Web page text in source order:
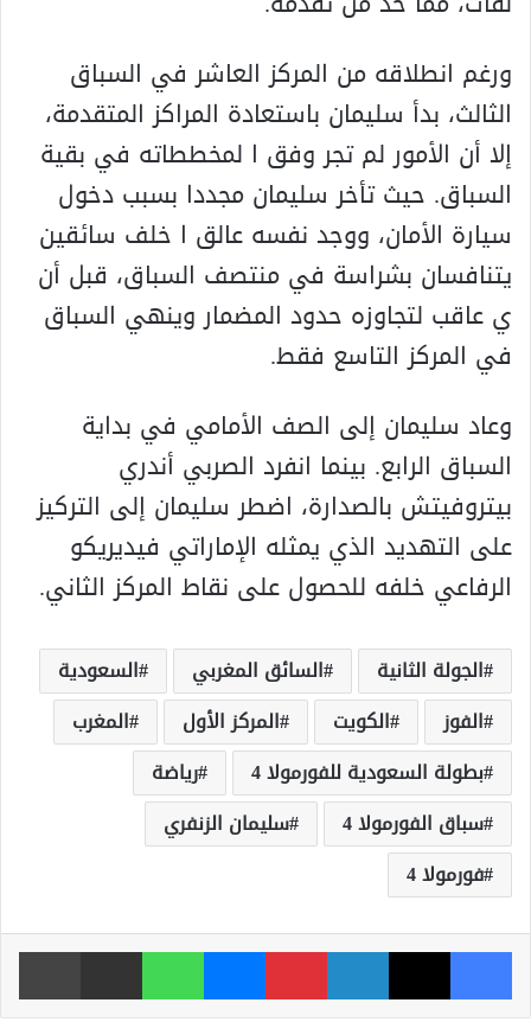
ورغم انطلاقه من المركز العاشر في السباق
الثالث، بدأ سليمان باستعادة المراكز المتقدمة،
إلا أن الأمور لم تجر وفق ا لمخططاته في بقية
السباق. حيث تأخر سليمان مجددا بسبب دخول
سيارة الأمان، ووجد نفسه عالق ا خلف سائقين
يتنافسان بشراسة في منتصف السباق، قبل أن
ي عاقب لتجاوزه حدود المضمار وينهي السباق
في المركز التاسع فقط.
وعاد سليمان إلى الصف الأمامي في بداية
السباق الرابع. بينما انفرد الصربي أندري
بيتروفيتش بالصدارة، اضطر سليمان إلى التركيز
على التهديد الذي يمثله الإماراتي فيديريكو
الرفاعي خلفه للحصول على نقاط المركز الثاني.
الجولة الثانية السائق المغربي
السعودية
الفوز
الكويت المركز الأول
المغرب
بطولة السعودية للفورمولا 4
رياضة
سباق الفورمولا 4
سليمان الزنفري
فورمولا 4
فيسبوك ‫X لينكدإن بينتيريست ماسنجر واتساب مشاركة عبر البريد